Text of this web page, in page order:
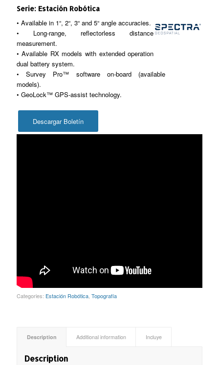
Serie: Estación Robótica
• Available in 1“, 2“, 3“ and 5“ angle accuracies.
• Long-range, reflectorless distance
measurement.
• Available RX models with extended operation
dual battery system.
• Survey Pro™ software on-board (available
models).
• GeoLock™ GPS-assist technology.
Descargar Boletín
Categories: Estación Robótica, Topografía
Description Additional information Incluye
Description